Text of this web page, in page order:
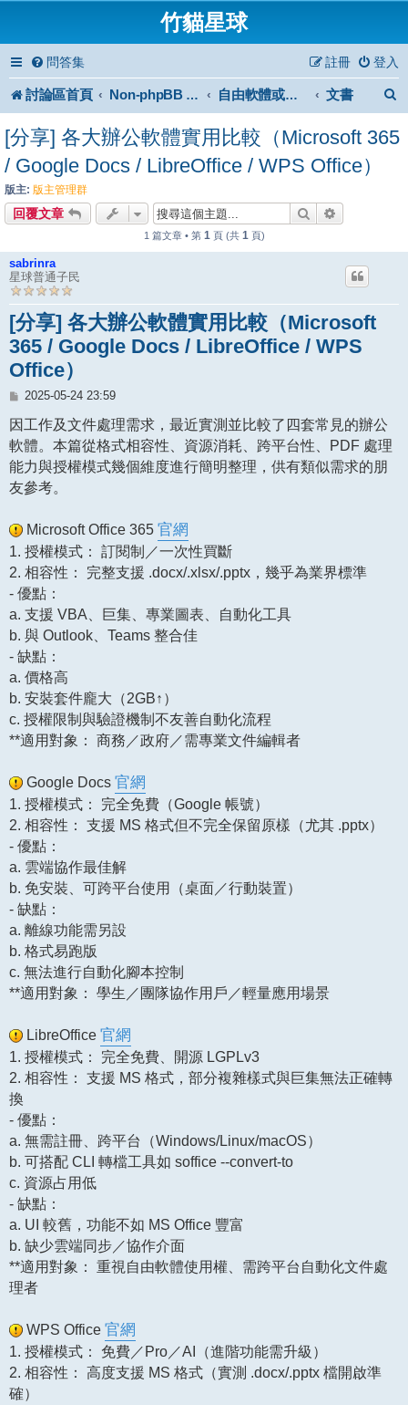
竹貓星球
問答集 登入
註冊
討論區首頁 Non-phpBB specific 自由軟體或免費軟體 文書
[分享] 各大辦公軟體實用比較（Microsoft 365
/ Google Docs / LibreOffice / WPS Office）
版主: 版主管理群
回覆文章 搜尋
1 篇文章 • 第 1 頁 (共 1 頁)
sabrinra
星球普通子民
[分享] 各大辦公軟體實用比較（Microsoft
365 / Google Docs / LibreOffice / WPS
Office）
文
2025-05-24 23:59
因工作及文件處理需求，最近實測並比較了四套常見的辦公
軟體。本篇從格式相容性、資源消耗、跨平台性、PDF 處理
能力與授權模式幾個維度進行簡明整理，供有類似需求的朋
友參考。
Microsoft Office 365 官網
1. 授權模式： 訂閱制／一次性買斷
2. 相容性： 完整支援 .docx/.xlsx/.pptx，幾乎為業界標準
- 優點：
a. 支援 VBA、巨集、專業圖表、自動化工具
b. 與 Outlook、Teams 整合佳
- 缺點：
a. 價格高
b. 安裝套件龐大（2GB↑）
c. 授權限制與驗證機制不友善自動化流程
**適用對象： 商務／政府／需專業文件編輯者
Google Docs 官網
1. 授權模式： 完全免費（Google 帳號）
2. 相容性： 支援 MS 格式但不完全保留原樣（尤其 .pptx）
- 優點：
a. 雲端協作最佳解
b. 免安裝、可跨平台使用（桌面／行動裝置）
- 缺點：
a. 離線功能需另設
b. 格式易跑版
c. 無法進行自動化腳本控制
**適用對象： 學生／團隊協作用戶／輕量應用場景
LibreOffice 官網
1. 授權模式： 完全免費、開源 LGPLv3
2. 相容性： 支援 MS 格式，部分複雜樣式與巨集無法正確轉
換
- 優點：
a. 無需註冊、跨平台（Windows/Linux/macOS）
b. 可搭配 CLI 轉檔工具如 soffice --convert-to
c. 資源占用低
- 缺點：
a. UI 較舊，功能不如 MS Office 豐富
b. 缺少雲端同步／協作介面
**適用對象： 重視自由軟體使用權、需跨平台自動化文件處
理者
WPS Office 官網
1. 授權模式： 免費／Pro／AI（進階功能需升級）
2. 相容性： 高度支援 MS 格式（實測 .docx/.pptx 檔開啟準
確）